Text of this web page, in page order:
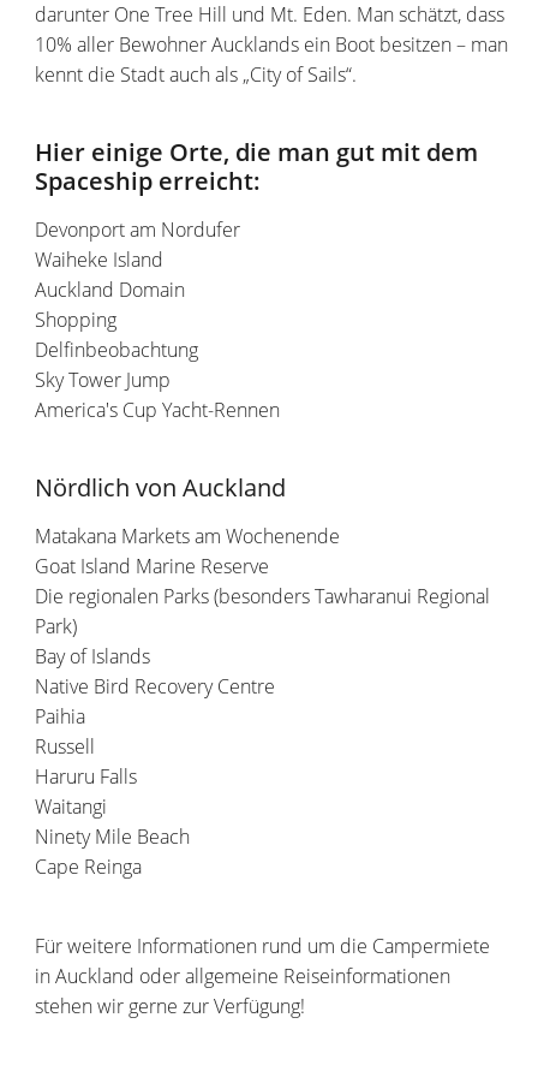
darunter One Tree Hill und Mt. Eden. Man schätzt, dass
10% aller Bewohner Aucklands ein Boot besitzen – man
kennt die Stadt auch als „City of Sails“.
Hier einige Orte, die man gut mit dem
Spaceship erreicht:
Devonport am Nordufer
Waiheke Island
Auckland Domain
Shopping
Delfinbeobachtung
Sky Tower Jump
America's Cup Yacht-Rennen
Nördlich von Auckland
Matakana Markets am Wochenende
Goat Island Marine Reserve
Die regionalen Parks (besonders Tawharanui Regional
Park)
Bay of Islands
Native Bird Recovery Centre
Paihia
Russell
Haruru Falls
Waitangi
Ninety Mile Beach
Cape Reinga
Für weitere Informationen rund um die Campermiete
in Auckland oder allgemeine Reiseinformationen
stehen wir gerne zur Verfügung!